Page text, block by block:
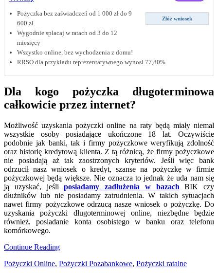
Złóż wniosek
Pożyczka bez zaświadczeń od 1 000 zł do 9
600 zł
Wygodnie spłacaj w ratach od 3 do 12
miesięcy
Wszystko online, bez wychodzenia z domu!
RRSO dla przykładu reprezentatywnego wynosi 77,80%
Dla kogo pożyczka długoterminowa
całkowicie przez internet?
Możliwość uzyskania pożyczki online na raty będą miały niemal
wszystkie osoby posiadające ukończone 18 lat. Oczywiście
podobnie jak banki, tak i firmy pożyczkowe weryfikują zdolność
oraz historię kredytową klienta. Z tą różnicą, że firmy pożyczkowe
nie posiadają aż tak zaostrzonych kryteriów. Jeśli więc bank
odrzucił nasz wniosek o kredyt, szanse na pożyczkę w firmie
pożyczkowej będą większe. Nie oznacza to jednak że uda nam się
ją uzyskać, jeśliposiadamy zadłużenia w bazach BIK czy
dłużników lub nie posiadamy zatrudnienia. W takich sytuacjach
nawet firmy pożyczkowe odrzucą nasze wniosek o pożyczkę. Do
uzyskania pożyczki długoterminowej online, niezbędne będzie
również, posiadanie konta osobistego w banku oraz telefonu
komórkowego.
Continue Reading
Pożyczki Online, Pożyczki Pozabankowe, Pożyczki ratalne